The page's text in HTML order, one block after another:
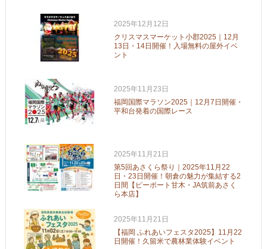
2025年12月12日
クリスマスマーケット小郡2025｜12月
13日・14日開催！入場無料の屋外イベ
ント
2025年11月23日
福岡国際マラソン2025｜12月7日開催・
平和台発着の国際レース
2025年11月21日
第5回あさくら祭り｜2025年11月22
日・23日開催！朝倉の魅力が集結する2
日間【ピーポート甘木・JA筑前あさく
ら本店】
2025年11月21日
【福岡 ふれあいフェスタ2025】11月22
日開催！久留米で農林業体験イベント